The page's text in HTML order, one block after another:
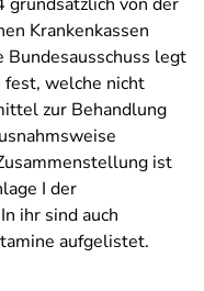
Krankenkassen
Bundesausschuss legt
welche nicht
zur Behandlung
ist
I der
ihr sind auch
aufgelistet.